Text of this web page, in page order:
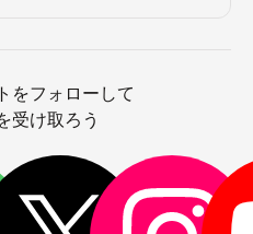
をフォローして
受け取ろう